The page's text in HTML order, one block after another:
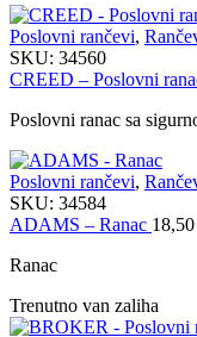
Poslovni rančevi,
SKU: 34560
CREED – Poslovni
Poslovni ranac sa
Poslovni rančevi,
SKU: 34584
ADAMS – Ranac 18,50
Ranac
Trenutno van zaliha